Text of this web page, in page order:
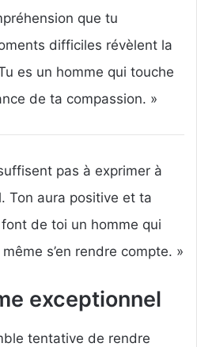
que tu
difficiles révèlent la
es un homme qui touche
de ta compassion. »
pas à exprimer à
Ton aura positive et ta
de toi un homme qui
s’en rendre compte. »
exceptionnel
tentative de rendre